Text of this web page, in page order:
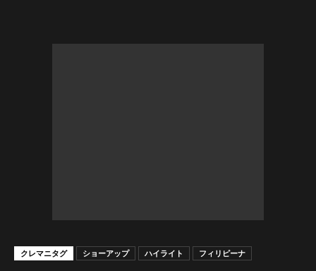
クレマニタグ ショーアップ ハイライト フィリピーナ